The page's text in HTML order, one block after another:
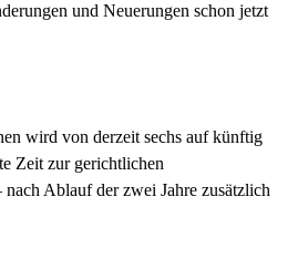
und Neuerungen schon jetzt
wird von derzeit sechs auf künftig
Zeit zur gerichtlichen
Ablauf der zwei Jahre zusätzlich